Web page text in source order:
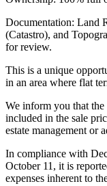
Documentation: Land
(Catastro), and
for review.
This is a unique
in an area where flat
We inform you that the
included in the sale
estate management or
In compliance with
October 11, it is
expenses inherent to